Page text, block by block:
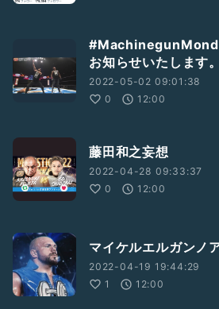
お知らせいたします。
2022-05-02 09:01:38
0
12:00
藤田和之妄想
2022-04-28 09:33:37
0
12:00
マイケルエルガンノ
2022-04-19 19:44:29
1
12:00